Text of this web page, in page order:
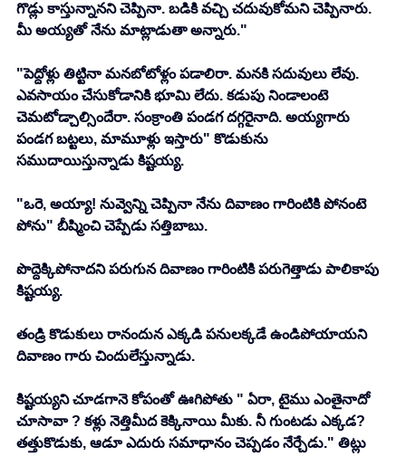
గొడ్లు కాస్తున్నానని చెప్పినా. బడికి వచ్చి చదువుకోమని చెప్పినారు.
మీ అయ్యతో నేను మాట్లాడుతా అన్నారు."
"పెద్దోళ్లు తిట్టినా మనబోటోళ్లం పడాలిరా. మనకి సదువులు లేవు.
ఎవసాయం చేసుకోడానికి భూమి లేదు. కడుపు నిండాలంటె
చెమటోడ్చాల్సిందేరా. సంక్రాంతి పండగ దగ్గరైనాది. అయ్యగారు
పండగ బట్టలు, మామూళ్లు ఇస్తారు" కొడుకును
సముదాయిస్తున్నాడు కిష్టయ్య.
"ఒరె, అయ్యా! నువ్వెన్ని చెప్పినా నేను దివాణం గారింటికి పోనంటె
పోను" బీష్మించి చెప్పేడు సత్తిబాబు.
పొద్దెక్కిపోనాదని పరుగున దివాణం గారింటికి పరుగెత్తాడు పాలికాపు
కిష్టయ్య.
తండ్రి కొడుకులు రానందున ఎక్కడి పనులక్కడే ఉండిపోయాయని
దివాణం గారు చిందులేస్తున్నాడు.
కిష్టయ్యని చూడగానె కోపంతో ఊగిపోతు " ఏరా, టైము ఎంతైనాదో
చూసావా ? కళ్లు నెత్తిమీద కెక్కినాయి మీకు. నీ గుంటడు ఎక్కడ?
తత్తుకొడుకు, ఆడూ ఎదురు సమాధానం చెప్పడం నేర్చేడు." తిట్లు